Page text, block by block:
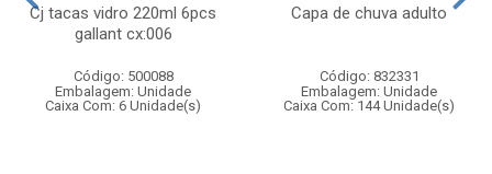
Cj tacas vidro 220ml 6pcs
gallant cx:006
Código: 500088
Embalagem: Unidade
Caixa Com: 6 Unidade(s)
Capa de chuva adulto
Código: 832331
Embalagem: Unidade
Caixa Com: 144 Unidade(s)